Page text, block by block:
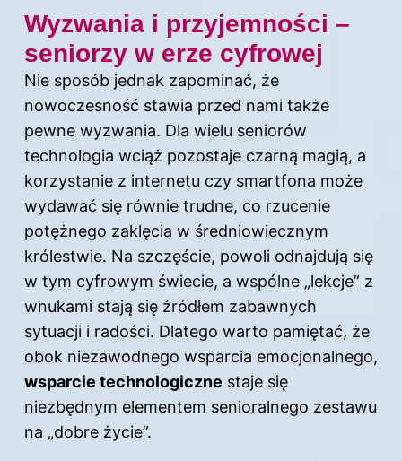
Wyzwania i przyjemności –
seniorzy w erze cyfrowej
Nie sposób jednak zapominać, że
nowoczesność stawia przed nami także
pewne wyzwania. Dla wielu seniorów
technologia wciąż pozostaje czarną magią, a
korzystanie z internetu czy smartfona może
wydawać się równie trudne, co rzucenie
potężnego zaklęcia w średniowiecznym
królestwie. Na szczęście, powoli odnajdują się
w tym cyfrowym świecie, a wspólne „lekcje” z
wnukami stają się źródłem zabawnych
sytuacji i radości. Dlatego warto pamiętać, że
obok niezawodnego wsparcia emocjonalnego,
wsparcie technologiczne staje się
niezbędnym elementem senioralnego zestawu
na „dobre życie”.